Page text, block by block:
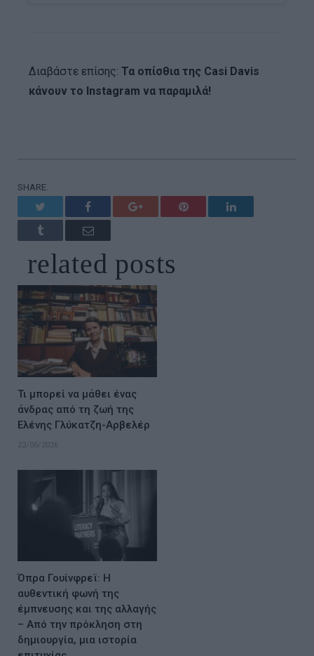
Διαβάστε επίσης: Τα οπίσθια της Casi Davis
κάνουν το Instagram να παραμιλά!
SHARE.
Facebook Google+ Pinterest LinkedIn
Tumblr Email
related posts
Τι μπορεί να μάθει ένας
άνδρας από τη ζωή της
Ελένης Γλύκατζη-Αρβελέρ
22/06/2026
Όπρα Γουίνφρεϊ: Η
αυθεντική φωνή της
έμπνευσης και της αλλαγής
– Από την πρόκληση στη
δημιουργία, μια ιστορία